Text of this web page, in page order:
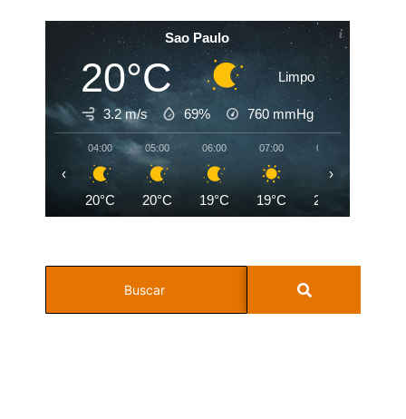
Sao Paulo
20°C Limpo
3.2 m/s 69% 760 mmHg
04:00
20°C
05:00
20°C
06:00
19°C
07:00
19°C
08:00
21°C
‹ ›